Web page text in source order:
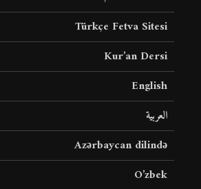
Türkçe Fetva Sitesi
Kur’an Dersi
English
العربية
Azərbaycan dilində
O’zbek